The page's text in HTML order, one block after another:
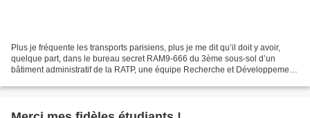
Plus je fréquente les transports parisiens, plus je me dit qu’il doit y avoir,
quelque part, dans le bureau secret RAM9-666 du 3ème sous-sol d’un
bâtiment administratif de la RATP, une équipe Recherche et Développement